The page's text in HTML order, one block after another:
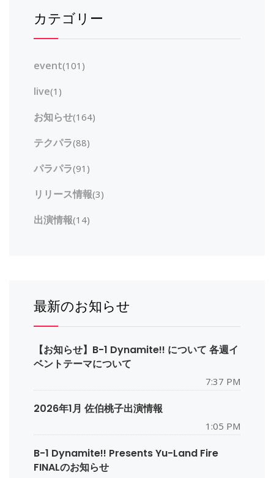
カテゴリー
event(101)
live(1)
お知らせ(164)
テクパラ(88)
パラパラ(91)
リリース情報(3)
出演情報(14)
最新のお知らせ
【お知らせ】B-1 Dynamite!! について 各週イ
ベントテーマについて
7:37 PM
2026年1月 佐伯桃子出演情報
1:05 PM
B-1 Dynamite!! Presents Yu-Land Fire
FINALのお知らせ